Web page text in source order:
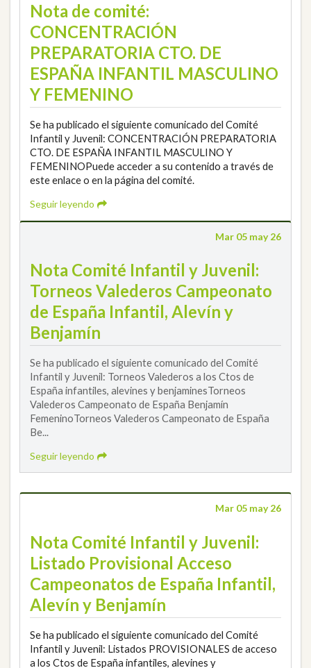
Nota de comité:
CONCENTRACIÓN
PREPARATORIA CTO. DE
ESPAÑA INFANTIL MASCULINO
Y FEMENINO
Se ha publicado el siguiente comunicado del Comité
Infantil y Juvenil: CONCENTRACIÓN PREPARATORIA
CTO. DE ESPAÑA INFANTIL MASCULINO Y
FEMENINOPuede acceder a su contenido a través de
este enlace o en la página del comité.
Seguir leyendo
Mar 05 may 26
Nota Comité Infantil y Juvenil:
Torneos Valederos Campeonato
de España Infantil, Alevín y
Benjamín
Se ha publicado el siguiente comunicado del Comité
Infantil y Juvenil: Torneos Valederos a los Ctos de
España infantiles, alevines y benjaminesTorneos
Valederos Campeonato de España Benjamín
FemeninoTorneos Valederos Campeonato de España
Be...
Seguir leyendo
Mar 05 may 26
Nota Comité Infantil y Juvenil:
Listado Provisional Acceso
Campeonatos de España Infantil,
Alevín y Benjamín
Se ha publicado el siguiente comunicado del Comité
Infantil y Juvenil: Listados PROVISIONALES de acceso
a los Ctos de España infantiles, alevines y